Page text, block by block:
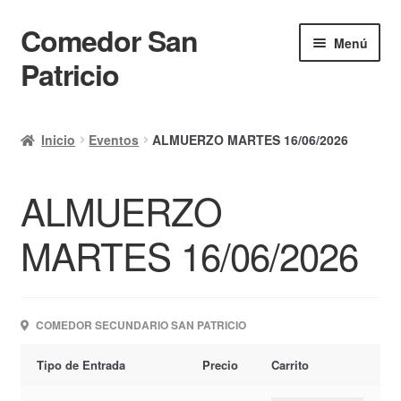
Ir
a
la
Ir
al
contenido
Comedor San
Patricio
Menú
Calendario
Mi cuenta
Ayuda Rapida
Finalizar compra
Inicio Eventos ALMUERZO MARTES 16/06/2026
ALMUERZO
MARTES 16/06/2026
COMEDOR SECUNDARIO SAN PATRICIO
Tipo de Entrada Precio Carrito